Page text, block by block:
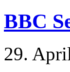
BBC
29.